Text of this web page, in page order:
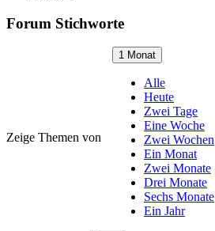
Forum Stichworte
Zeige Themen von
1 Monat
Alle
Heute
Zwei Tage
Eine Woche
Zwei Wochen
Ein Monat
Zwei Monate
Drei Monate
Sechs Monate
Ein Jahr